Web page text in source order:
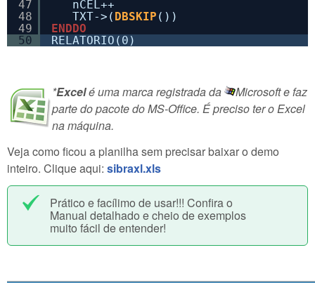
47
48
49
50
nCEL++
TXT->( DBSKIP ())
ENDDO
RELATORIO(0)
*Excelé uma marca registrada da
Microsoft e faz
parte do pacote do MS-Office. É preciso ter o Excel
na máquina.
Veja como ficou a planilha sem precisar baixar o demo
inteiro. Clique aqui: sibraxl.xls
Prático e facílimo de usar!!! Confira o
Manual detalhado e cheio de exemplos
muito fácil de entender!